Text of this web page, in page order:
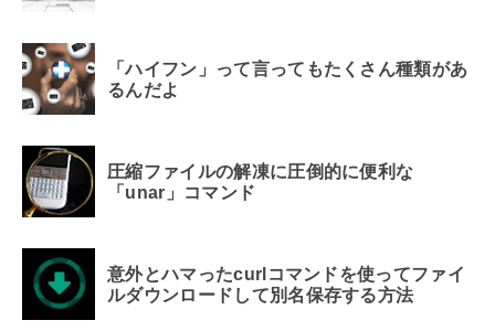
「ハイフン」って言ってもたくさん種類があ
るんだよ
圧縮ファイルの解凍に圧倒的に便利な
「unar」コマンド
意外とハマったcurlコマンドを使ってファイ
ルダウンロードして別名保存する方法